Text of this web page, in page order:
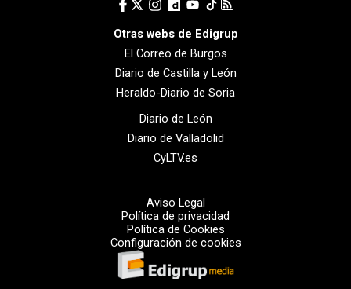
Otras webs de Edigrup
El Correo de Burgos
Diario de Castilla y León
Heraldo-Diario de Soria
Diario de León
Diario de Valladolid
CyLTV.es
Aviso Legal
Política de privacidad
Política de Cookies
Configuración de cookies